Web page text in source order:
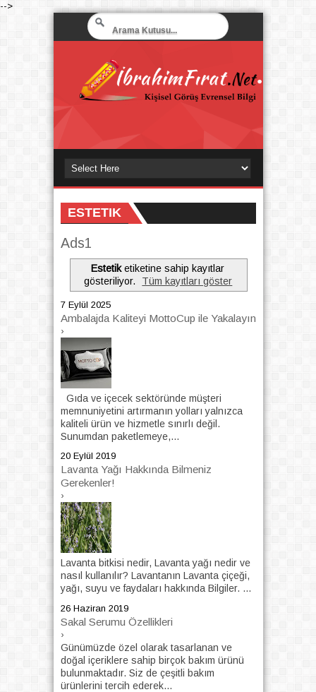
-->
ESTETIK
Ads1
Estetiketiketine sahip kayıtlar
gösteriliyor.
Tüm kayıtları göster
7 Eylül 2025
Ambalajda Kaliteyi MottoCup ile Yakalayın
›
Gıda ve içecek sektöründe müşteri
memnuniyetini artırmanın yolları yalnızca
kaliteli ürün ve hizmetle sınırlı değil.
Sunumdan paketlemeye,...
20 Eylül 2019
Lavanta Yağı Hakkında Bilmeniz
Gerekenler!
›
Lavanta bitkisi nedir, Lavanta yağı nedir ve
nasıl kullanılır? Lavantanın Lavanta çiçeği,
yağı, suyu ve faydaları hakkında Bilgiler. ...
26 Haziran 2019
Sakal Serumu Özellikleri
›
Günümüzde özel olarak tasarlanan ve
doğal içeriklere sahip birçok bakım ürünü
bulunmaktadır. Siz de çeşitli bakım
ürünlerini tercih ederek...